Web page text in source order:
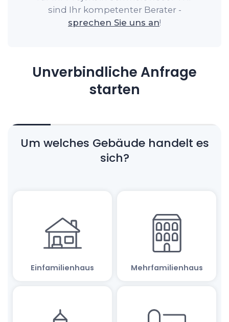
sind Ihr kompetenter Berater -
sprechen Sie uns an!
Unverbindliche Anfrage
starten